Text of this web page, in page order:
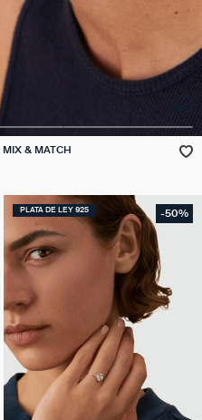
& MATCH
PLATA DE LEY 925 -50%